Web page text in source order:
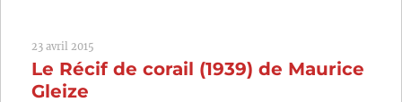
Marc
23 avril 2015
Le Récif de corail (1939) de Maurice
Gleize